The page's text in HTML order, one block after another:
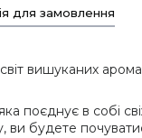
для замовлення
вишуканих
в собі
будете